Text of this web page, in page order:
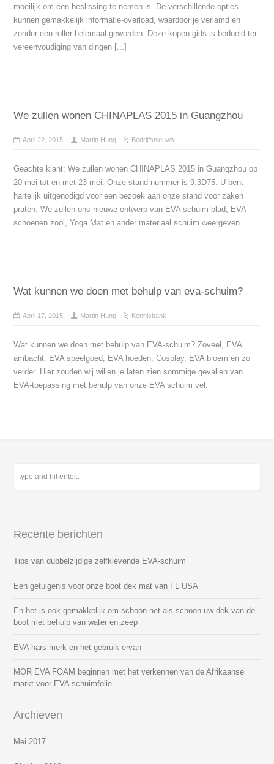
moeilijk om een beslissing te nemen is. De verschillende opties
kunnen gemakkelijk informatie-overload, waardoor je verlamd en
zonder een roller helemaal geworden. Deze kopen gids is bedoeld ter
vereenvoudiging van dingen [...]
We zullen wonen CHINAPLAS 2015 in Guangzhou
April 22, 2015 Martin Hung Bedrijfsnieuws
Geachte klant: We zullen wonen CHINAPLAS 2015 in Guangzhou op
20 mei tot en met 23 mei. Onze stand nummer is 9.3D75. U bent
hartelijk uitgenodigd voor een bezoek aan onze stand voor zaken
praten. We zullen ons nieuwe ontwerp van EVA schuim blad, EVA
schoenen zool, Yoga Mat en ander materiaal schuim weergeven.
Wat kunnen we doen met behulp van eva-schuim?
April 17, 2015 Martin Hung Kennisbank
Wat kunnen we doen met behulp van EVA-schuim? Zoveel, EVA
ambacht, EVA speelgoed, EVA hoeden, Cosplay, EVA bloem en zo
verder. Hier zouden wij willen je laten zien sommige gevallen van
EVA-toepassing met behulp van onze EVA schuim vel.
Recente berichten
Tips van dubbelzijdige zelfklevende EVA-schuim
Een getuigenis voor onze boot dek mat van FL USA
En het is ook gemakkelijk om schoon net als schoon uw dek van de
boot met behulp van water en zeep
EVA hars merk en het gebruik ervan
MOR EVA FOAM beginnen met het verkennen van de Afrikaanse
markt voor EVA schuimfolie
Archieven
Mei 2017